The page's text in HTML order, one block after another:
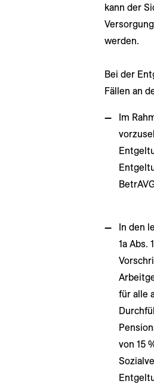
kann der
werden.
Bei der
Fällen an
Im
In den
1a Abs.
für alle
von 15